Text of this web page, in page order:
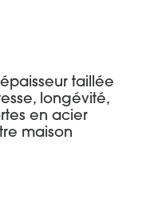
taillée
longévité,
en acier
maison